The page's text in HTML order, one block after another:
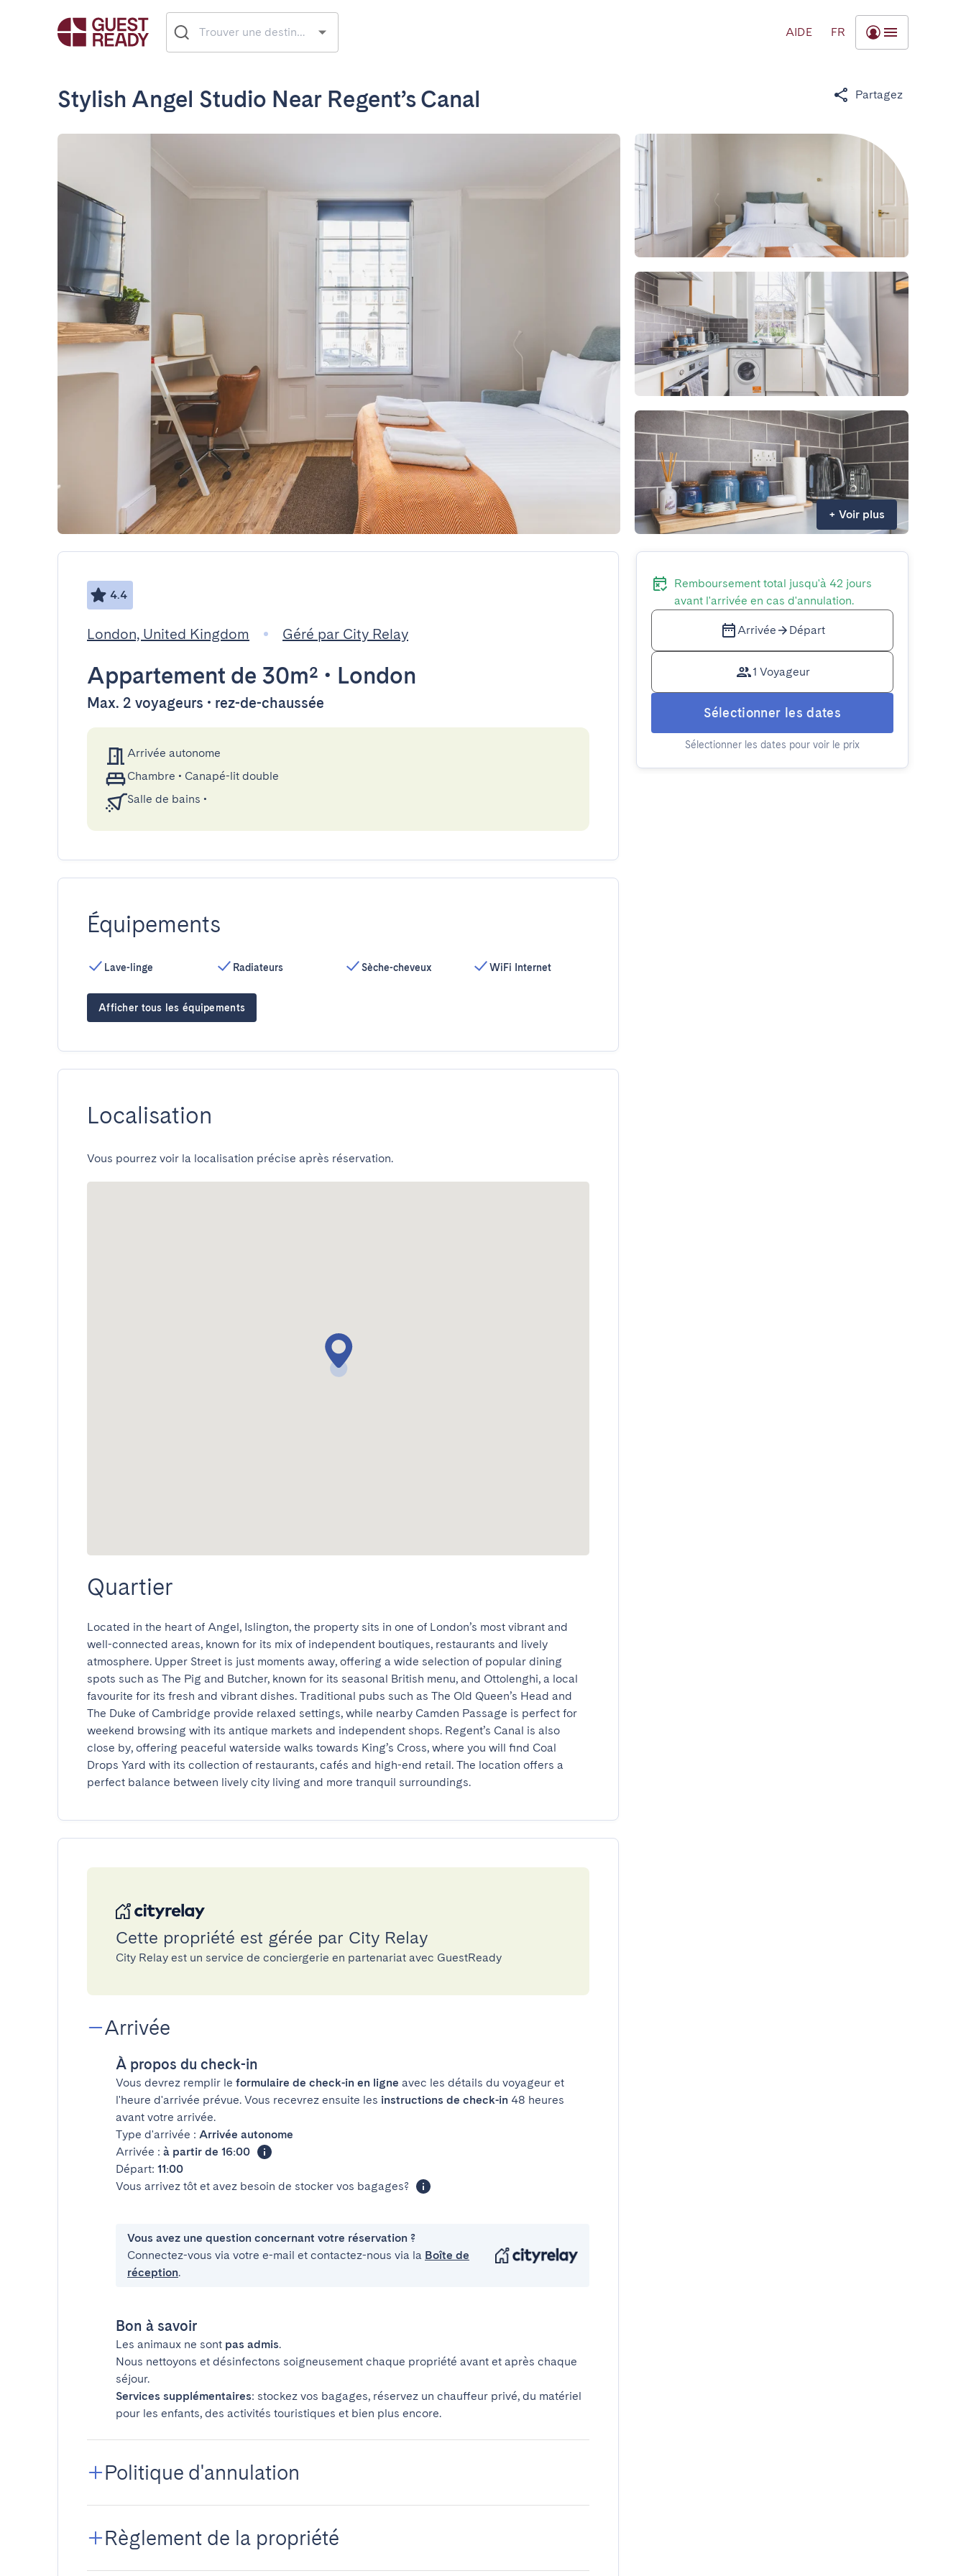
AIDE FR
Stylish Angel Studio Near Regent’s Canal Partagez
+ Voir plus
4.4
London, United Kingdom Géré par City Relay
Appartement de 30m² • London
Max. 2 voyageurs • rez-de-chaussée
Arrivée autonome
Chambre • Canapé-lit double
Salle de bains •
Équipements
Lave-linge Radiateurs Sèche-cheveux WiFi Internet
Afficher tous les équipements
Localisation
Vous pourrez voir la localisation précise après réservation.
Quartier
Located in the heart of Angel, Islington, the property sits in one of London’s most vibrant and
well-connected areas, known for its mix of independent boutiques, restaurants and lively
atmosphere. Upper Street is just moments away, offering a wide selection of popular dining
spots such as The Pig and Butcher, known for its seasonal British menu, and Ottolenghi, a local
favourite for its fresh and vibrant dishes. Traditional pubs such as The Old Queen’s Head and
The Duke of Cambridge provide relaxed settings, while nearby Camden Passage is perfect for
weekend browsing with its antique markets and independent shops. Regent’s Canal is also
close by, offering peaceful waterside walks towards King’s Cross, where you will find Coal
Drops Yard with its collection of restaurants, cafés and high-end retail. The location offers a
perfect balance between lively city living and more tranquil surroundings.
Cette propriété est gérée par City Relay
City Relay est un service de conciergerie en partenariat avec GuestReady
Arrivée
À propos du check-in
Vous devrez remplir le formulaire de check-in en ligne avec les détails du voyageur et
l'heure d'arrivée prévue. Vous recevrez ensuite les instructions de check-in 48 heures
avant votre arrivée.
Type d'arrivée : Arrivée autonome
Arrivée : à partir de 16:00
Départ: 11:00
Vous arrivez tôt et avez besoin de stocker vos bagages?
Vous avez une question concernant votre réservation ?
Connectez-vous via votre e-mail et contactez-nous via la Boîte de
réception.
Bon à savoir
Les animaux ne sont pas admis.
Nous nettoyons et désinfectons soigneusement chaque propriété avant et après chaque
séjour.
Services supplémentaires: stockez vos bagages, réservez un chauffeur privé, du matériel
pour les enfants, des activités touristiques et bien plus encore.
Politique d'annulation
Règlement de la propriété
Remboursement total jusqu'à 42 jours
avant l'arrivée en cas d'annulation.
Arrivée Départ
1 Voyageur
Sélectionner les dates
Sélectionner les dates pour voir le prix